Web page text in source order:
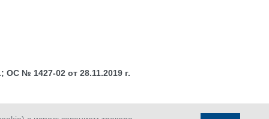
№ 1427-02 от 28.11.2019 г.